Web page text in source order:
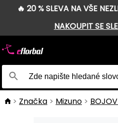
🔥 20 % SLEVA NA VŠE
NAKOUPIT SE
Značka Mizuno